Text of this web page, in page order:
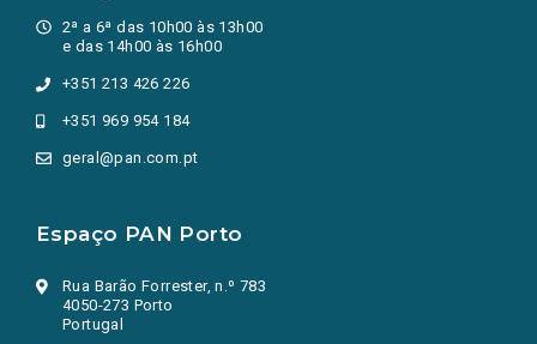
2ª a 6ª das 10h00 às 13h00
e das 14h00 às 16h00
+351 213 426 226
+351 969 954 184
geral@pan.com.pt
Espaço PAN Porto
Rua Barão Forrester, n.º 783
4050-273 Porto
Portugal